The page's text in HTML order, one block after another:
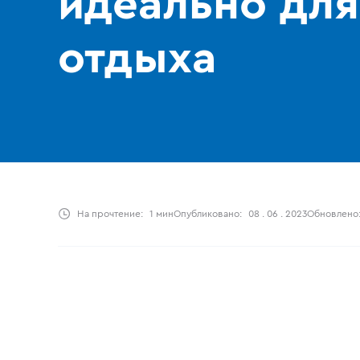
отдыха
На прочтение: 1 минОпубликовано: 08 . 06 . 2023Обновлено: